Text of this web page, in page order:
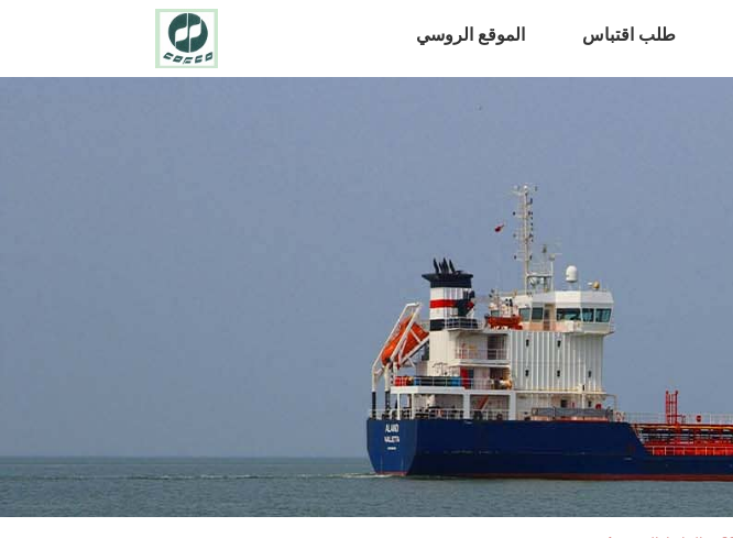
طلب اقتباس الموقع الروسي